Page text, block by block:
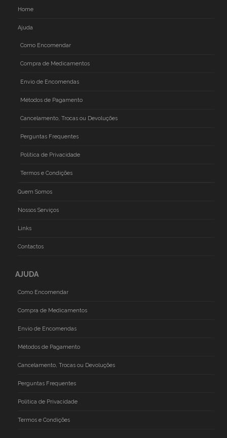
Home
Ajuda
Como Encomendar
Compra de Medicamentos
Envio de Encomendas
Métodos de Pagamento
Cancelamento, Trocas ou Devoluções
Perguntas Frequentes
Politica de Privacidade
Termos e Condições
Quem Somos
Nossos Serviços
Links
Contactos
AJUDA
Como Encomendar
Compra de Medicamentos
Envio de Encomendas
Métodos de Pagamento
Cancelamento, Trocas ou Devoluções
Perguntas Frequentes
Politica de Privacidade
Termos e Condições